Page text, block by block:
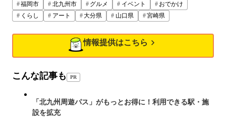
福岡市 北九州市 グルメ イベント
おでかけ
くらし
アート 大分県 山口県 宮崎県
情報提供はこちら
こんな記事も PR
「北九州周遊パス」がもっとお得に！利用できる駅・施
設を拡充